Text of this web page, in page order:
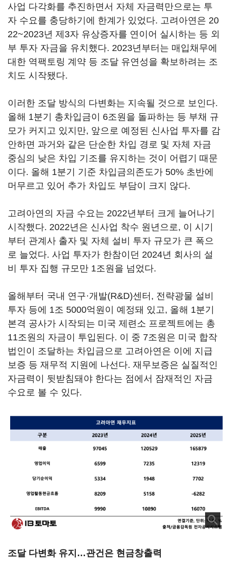
사업 다각화를 추진하면서 자체 자금력만으로는 투
자 수요를 충당하기에 한계가 있었다. 고려아연은 20
22~2023년 제3자 유상증자를 연이어 실시하는 등 외
부 투자 자금을 유치했다. 2023년부터는 매입채무에
대한 역팩토링 계약 등 조달 유연성을 확보하려는 조
치도 시작됐다.
이러한 조달 방식의 다변화는 지속될 것으로 보인다.
올해 1분기 총차입금이 6조원을 돌파하는 등 부채 규
모가 커지고 있지만, 앞으로 예정된 신사업 투자를 감
안하면 과거와 같은 단순한 차입 경로 및 자체 자금
중심의 낮은 차입 기조를 유지하는 것이 어렵기 때문
이다. 올해 1분기 기준 차입금의존도가 50% 초반에
머무르고 있어 추가 차입도 부담이 크지 않다.
고려아연의 자금 수요는 2022년부터 크게 늘어나기
시작했다. 2022년은 신사업 착수 원년으로, 이 시기
부터 관계사 출자 및 자체 설비 투자 규모가 큰 폭으
로 늘었다. 사업 투자가 한참이던 2024년 회사의 설
비 투자 집행 규모만 1조원을 넘었다.
올해부터 국내 연구·개발(R&D)센터, 전략광물 설비
투자 등에 1조 5000억원이 예정돼 있고, 올해 1분기
본격 공사가 시작되는 미국 제련소 프로젝트에는 총
11조원의 자금이 투입된다. 이 중 7조원은 미국 합작
법인이 조달하는 차입금으로 고려아연은 이에 지급
보증 등 재무적 지원에 나선다. 재무보증은 실질적인
자금력이 뒷받침돼야 한다는 점에서 잠재적인 자금
수요로 볼 수 있다.
조달 다변화 유지…관건은 현금창출력